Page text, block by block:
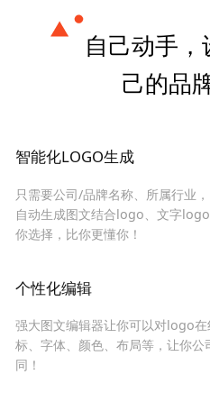
自己动手，
己的品
智能化LOGO生成
只需要公司/品牌名称、所属行业
自动生成图文结合logo、文字
你选择，比你更懂你！
个性化编辑
强大图文编辑器让你可以对logo
标、字体、颜色、布局等，让你
同！